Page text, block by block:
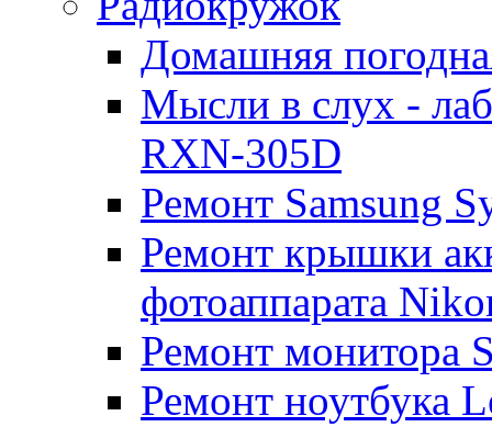
Домашняя
Мысли в слух -
RXN-305D
Ремонт Samsung
Ремонт крышки
фотоаппарата
Ремонт монитора
Ремонт ноутбука